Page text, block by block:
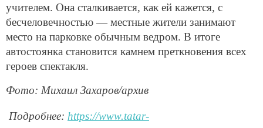
учителем. Она сталкивается, как ей кажется, с
бесчеловечностью — местные жители занимают
место на парковке обычным ведром. В итоге
автостоянка становится камнем преткновения всех
героев спектакля.
Фото: Михаил Захаров/архив
Подробнее: https://www.tatar-